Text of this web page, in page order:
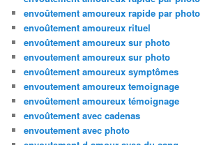
envoûtement amoureux rapide par photo
envoûtement amoureux rituel
envoûtement amoureux sur photo
envoutement amoureux sur photo
envoûtement amoureux symptômes
envoutement amoureux temoignage
envoûtement amoureux témoignage
envoûtement avec cadenas
envoutement avec photo